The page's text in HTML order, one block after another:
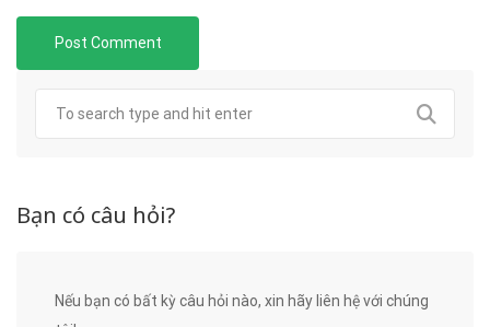
Bạn có câu hỏi?
Nếu bạn có bất kỳ câu hỏi nào, xin hãy liên hệ với chúng